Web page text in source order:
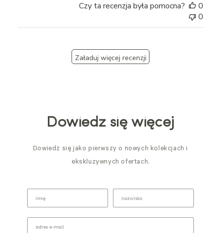
Czy ta recenzja była pomocna?
0
0
Załaduj więcej recenzji
Dowiedz się więcej
Dowiedz się jako pierwszy o nowych kolekcjach i
ekskluzywnych ofertach.